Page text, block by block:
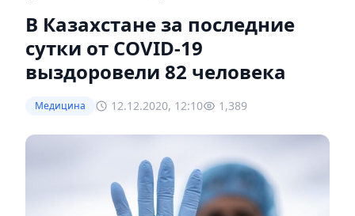
В Казахстане за последние
сутки от COVID-19
выздоровели 82 человека
Медицина 12.12.2020, 12:10 1,389